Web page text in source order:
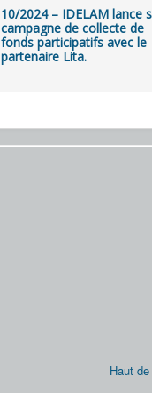
10/2024 – IDELAM lance
campagne de collecte de
fonds participatifs avec le
partenaire Lita.
Haut